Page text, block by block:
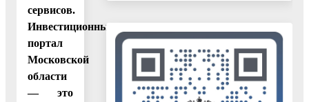
сервисов.
Инвестиционный
портал
Московской
области
— это